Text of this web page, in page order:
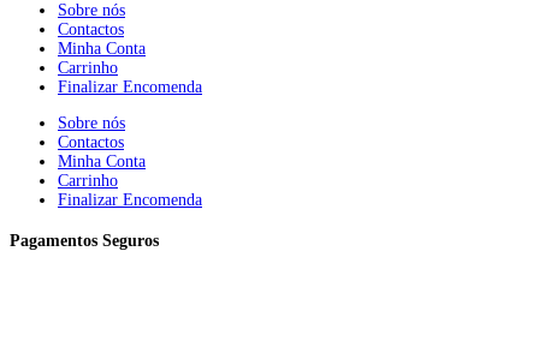
Sobre nós
Contactos
Minha Conta
Carrinho
Finalizar Encomenda
Sobre nós
Contactos
Minha Conta
Carrinho
Finalizar Encomenda
Pagamentos Seguros